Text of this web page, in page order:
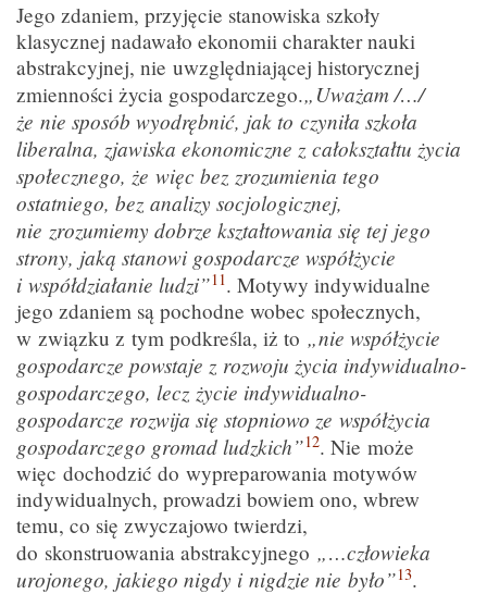
Jego zdaniem, przyjęcie stanowiska szkoły
klasycznej nadawało ekonomii charakter nauki
abstrakcyjnej, nie uwzględniającej historycznej
zmienności życia gospodarczego.„Uważam /…/
że nie sposób wyodrębnić, jak to czyniła szkoła
liberalna, zjawiska ekonomiczne z całokształtu życia
społecznego, że więc bez zrozumienia tego
ostatniego, bez analizy socjologicznej,
nie zrozumiemy dobrze kształtowania się tej jego
strony, jaką stanowi gospodarcze współżycie
i współdziałanie ludzi”11. Motywy indywidualne
jego zdaniem są pochodne wobec społecznych,
w związku z tym podkreśla, iż to „nie współżycie
gospodarcze powstaje z rozwoju życia indywidualno-
gospodarczego, lecz życie indywidualno-
gospodarcze rozwija się stopniowo ze współżycia
gospodarczego gromad ludzkich”12. Nie może
więc dochodzić do wypreparowania motywów
indywidualnych, prowadzi bowiem ono, wbrew
temu, co się zwyczajowo twierdzi,
do skonstruowania abstrakcyjnego „…człowieka
urojonego, jakiego nigdy i nigdzie nie było”13.